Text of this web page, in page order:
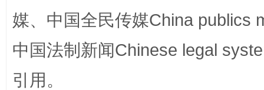
媒、中国全民传媒China publics
中国法制新闻Chinese legal
引用。